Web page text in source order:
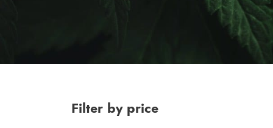
Filter by price